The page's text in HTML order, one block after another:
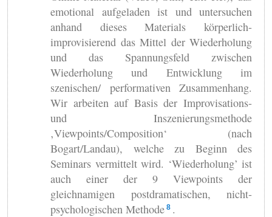
emotional aufgeladen ist und untersuchen
anhand dieses Materials körperlich-
improvisierend das Mittel der Wiederholung
und das Spannungsfeld zwischen
Wiederholung und Entwicklung im
szenischen/ performativen Zusammenhang.
Wir arbeiten auf Basis der Improvisations-
und Inszenierungsmethode
‚Viewpoints/Composition‘ (nach
Bogart/Landau), welche zu Beginn des
Seminars vermittelt wird. ‘Wiederholung’ ist
auch einer der 9 Viewpoints der
gleichnamigen postdramatischen, nicht-
psychologischen Methode 8 .